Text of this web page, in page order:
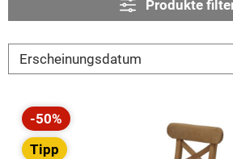
Produkte
Rabatt
-50%
Tipp